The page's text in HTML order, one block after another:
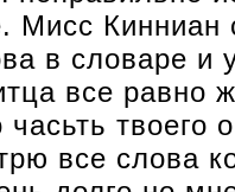
Мисс Кинниан
в словаре и
все равно
часьть твоего
все слова